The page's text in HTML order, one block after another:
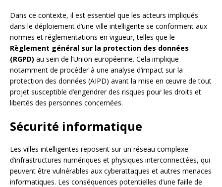
Dans ce contexte, il est essentiel que les acteurs impliqués
dans le déploiement d’une ville intelligente se conforment aux
normes et réglementations en vigueur, telles que le
Règlement général sur la protection des données
(RGPD) au sein de l’Union européenne. Cela implique
notamment de procéder à une analyse d’impact sur la
protection des données (AIPD) avant la mise en œuvre de tout
projet susceptible d’engendrer des risques pour les droits et
libertés des personnes concernées.
Sécurité informatique
Les villes intelligentes reposent sur un réseau complexe
d’infrastructures numériques et physiques interconnectées, qui
peuvent être vulnérables aux cyberattaques et autres menaces
informatiques. Les conséquences potentielles d’une faille de